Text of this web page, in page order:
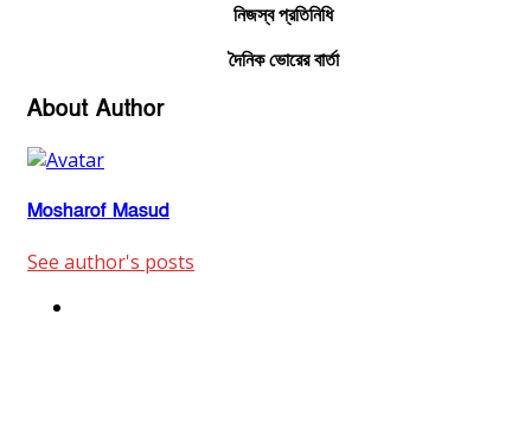
নিজস্ব প্রতিনিধি
দৈনিক ভোরের বার্তা
About Author
Mosharof Masud
See author's posts